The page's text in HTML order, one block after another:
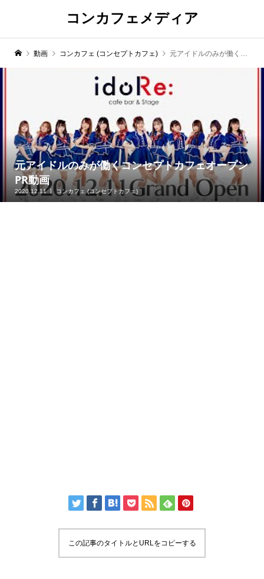
コンカフェメディア
動画 コンカフェ (コンセプトカフェ) 元アイドルのみが働くコンセプトカフェオープンPR動画
元アイドルのみが働くコンセプトカフェオープン
PR動画
2020.12.11 コンカフェ (コンセプトカフェ)
この記事のタイトルとURLをコピーする